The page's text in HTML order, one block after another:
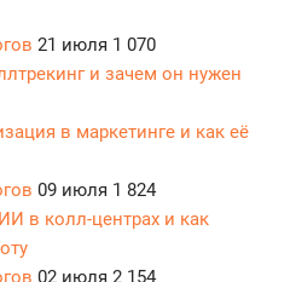
21 июля 1 070
и зачем он нужен
в маркетинге и как её
09 июля 1 824
в колл-центрах и как